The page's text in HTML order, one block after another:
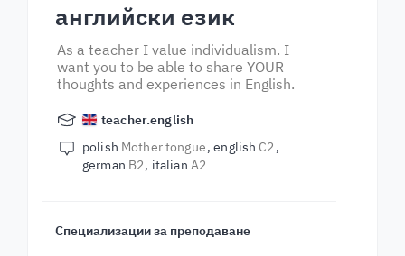
английски език
As a teacher I value individualism. I
want you to be able to share YOUR
thoughts and experiences in English.
teacher.english
polish Mother tongue english C2
german B2 italian A2
Специализации за преподаване